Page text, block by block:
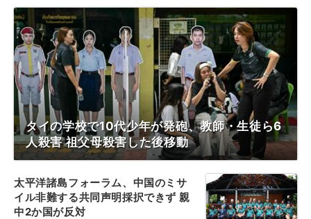
タイの学校で10代少年が発砲、教師・生徒ら6
人殺害 祖父母殺害した後移動
太平洋諸島フォーラム、中国のミサ
イル非難する共同声明採択できず 親
中2か国が反対